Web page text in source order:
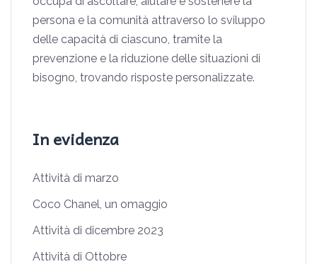
persona e la comunità attraverso lo sviluppo
delle capacità di ciascuno, tramite la
prevenzione e la riduzione delle situazioni di
bisogno, trovando risposte personalizzate.
In evidenza
Attività di marzo
Coco Chanel, un omaggio
Attività di dicembre 2023
Attività di Ottobre